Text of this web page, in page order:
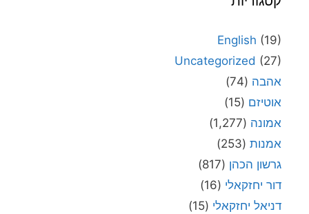
English (19)
Uncategorized (27)
אהבה (74)
אוטיזם (15)
אמונה (1,277)
אמנות (253)
גרשון הכהן (817)
דור יחזקאלי (16)
דניאל יחזקאלי (15)